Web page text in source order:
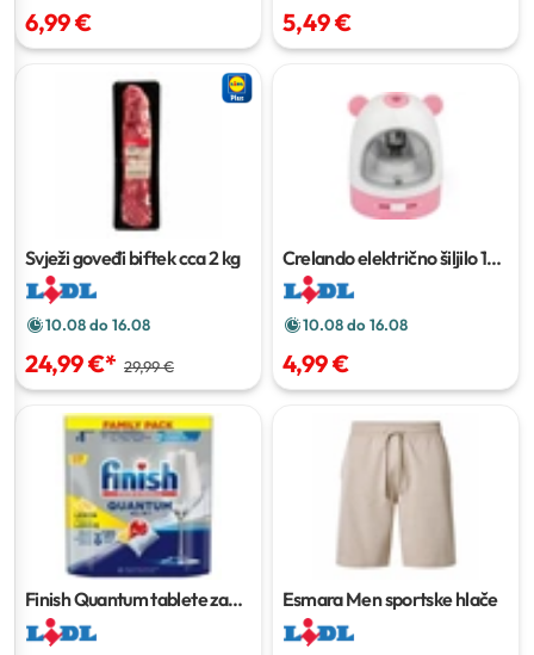
6,99 € 5,49 €
Svježi goveđi biftekcca 2 kg
10.08 do 16.08
24,99 €* 29,99 €
Crelando električno šiljilo1
kom
10.08 do 16.08
4,99 €
Finish Quantum tablete za
perilicu posuđa
Esmara Men sportske hlače